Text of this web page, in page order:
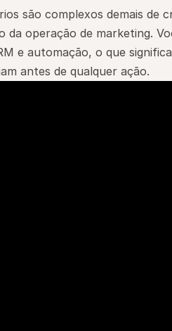
são complexos demais de
da operação de marketing.
e automação, o que significa
antes de qualquer ação.